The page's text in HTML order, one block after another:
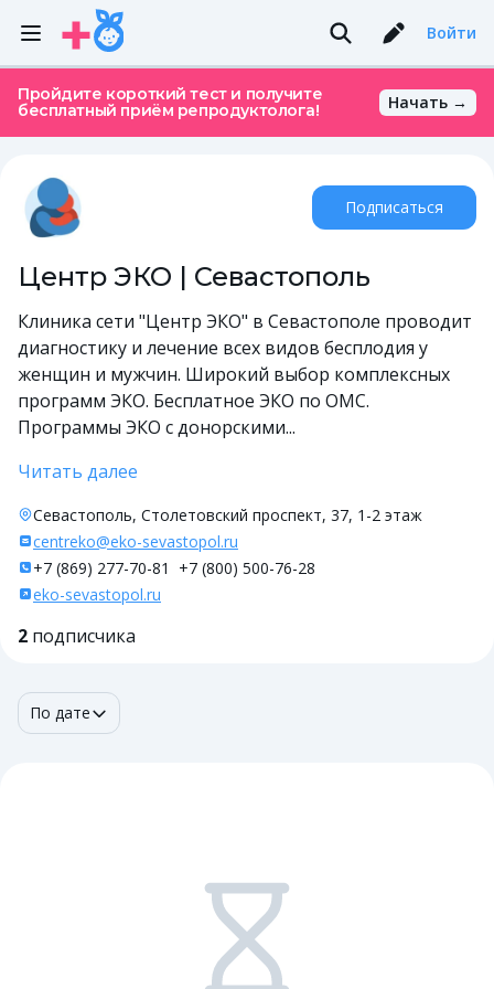
Войти
Пройдите короткий тест и получите
бесплатный приём репродуктолога!
Начать →
Центр ЭКО | Севастополь
Клиника сети "Центр ЭКО" в Севастополе проводит
диагностику и лечение всех видов бесплодия у
женщин и мужчин. Широкий выбор комплексных
программ ЭКО. Бесплатное ЭКО по ОМС.
Программы ЭКО с донорскими...
Читать далее
Севастополь, Столетовский проспект, 37, 1-2 этаж
centreko@eko-sevastopol.ru
+7 (869) 277-70-81
+7 (800) 500-76-28
eko-sevastopol.ru
2 подписчика
Подписаться
По дате